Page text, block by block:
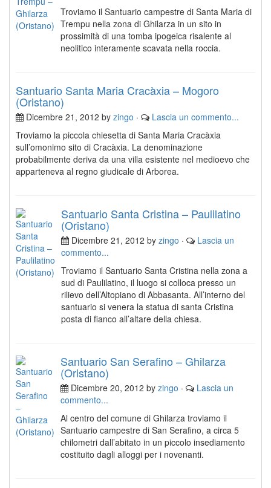
Troviamo il Santuario campestre di Santa Maria di
Trempu nella zona di Ghilarza in un sito in
prossimità di una tomba ipogeica risalente al
neolitico interamente scavata nella roccia.
Santuario Santa Maria Cracàxia – Mogoro
(Oristano)
Dicembre 21, 2012 by zingo ·
Lascia un commento...
Troviamo la piccola chiesetta di Santa Maria Cracàxia
sull’omonimo sito di Cracàxia. La denominazione
probabilmente deriva da una villa esistente nel medioevo che
apparteneva al regno giudicale di Arborea.
Santuario Santa Cristina – Paulilatino
(Oristano)
Dicembre 21, 2012 by zingo ·
Lascia un
commento...
Troviamo il Santuario Santa Cristina nella zona a
sud di Paulilatino, il luogo si colloca presso un
rilievo dell’Altopiano di Abbasanta. All’interno del
santuario si venera la statua di santa Cristina
posta di fianco all’altare della chiesa.
Santuario San Serafino – Ghilarza
(Oristano)
Dicembre 20, 2012 by zingo ·
Lascia un
commento...
Al centro del comune di Ghilarza troviamo il
Santuario campestre di San Serafino, a circa 5
chilometri dall’abitato in un piccolo insediamento
costituito dagli alloggi per i novenanti.